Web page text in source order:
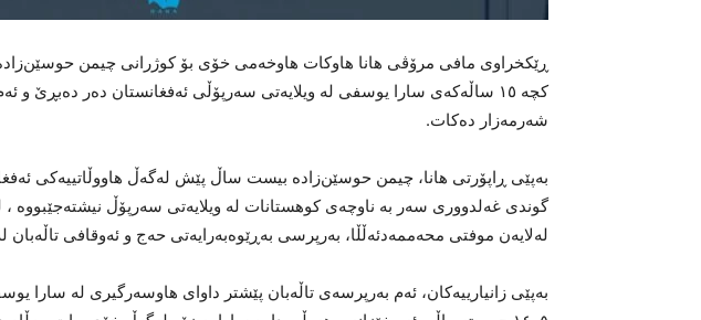
ڕێکخراوی مافی مرۆڤی هانا هاوکات هاوخەمی خۆی بۆ کوژرانی چیمن
کچە ١٥ ساڵەکەی سارا یوسفی لە ویلایەتی سەرپۆڵی ئەفغانستان دەر دەبڕێ و
شەرمەزار دەکات.
بەپێی ڕاپۆرتی هانا، چیمن حوسێن‌زادە بیست ساڵ پێش لەگەڵ هاووڵاتییەکی
گوندی غەلدووری سەر بە ناوچەی کوهستانات لە ویلایەتی سەرپۆڵ نیشتەجێبووە ،
لەلایەن موفتی محەممەدئەڵڵا، بەرپرسی بەڕێوەبەرایەتی حەج و ئەوقافی تاڵەبان